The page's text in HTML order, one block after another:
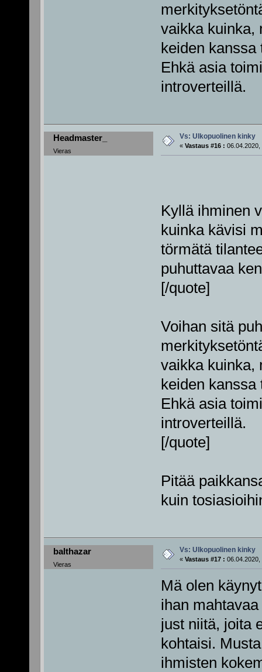
vaikka kuinka,
keiden
Ehkä asia
introverteillä.
Headmaster_
Vieras
Vs: Ulkopuolinen kinky
« Vastaus #16 : 06.04.2020,
Kyllä ihminen
kuinka kävisi
törmätä
puhuttavaa
[/quote]
Voihan sitä
vaikka kuinka,
keiden
Ehkä asia
introverteillä.
[/quote]
Pitää
kuin
balthazar
Vieras
Vs: Ulkopuolinen kinky
« Vastaus #17 : 06.04.2020,
Mä olen
ihan
just niitä, joita
kohtaisi.
ihmisten